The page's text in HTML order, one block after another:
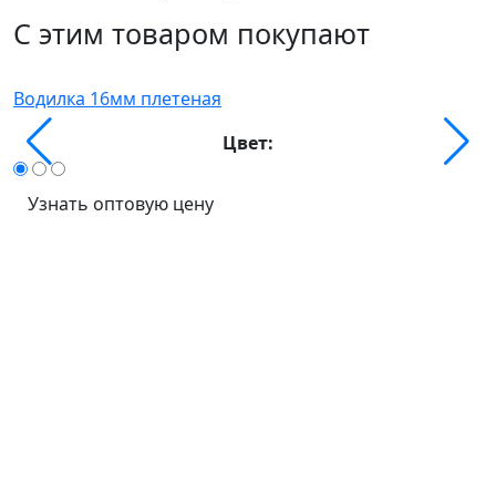
С этим товаром покупают
Водилка 16мм плетеная
Цвет:
Узнать оптовую цену